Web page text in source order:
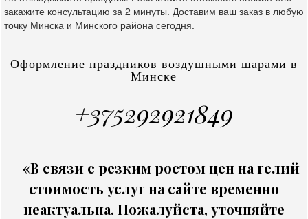
закажите консультацию за 2 минуты. Доставим ваш заказ в любую
точку Минска и Минского района сегодня.
Оформление праздников воздушными шарами в
Минске
+375292921849
«В связи с резким ростом цен на гелий
стоимость услуг на сайте временно
неактуальна. Пожалуйста, уточняйте